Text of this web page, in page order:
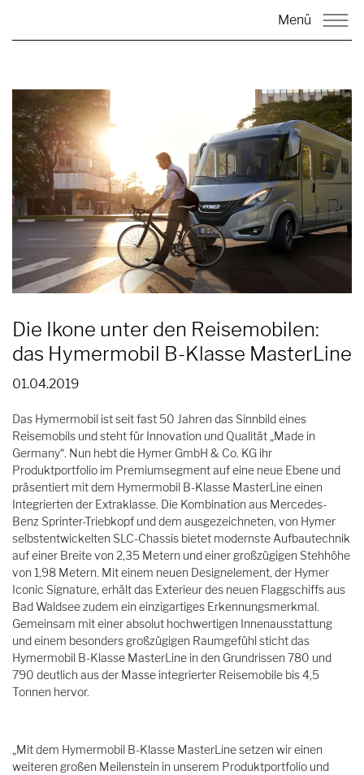
Menü
Die Ikone unter den Reisemobilen:
das Hymermobil B-Klasse MasterLine
01.04.2019
Das Hymermobil ist seit fast 50 Jahren das Sinnbild eines
Reisemobils und steht für Innovation und Qualität „Made in
Germany“. Nun hebt die Hymer GmbH & Co. KG ihr
Produktportfolio im Premiumsegment auf eine neue Ebene und
präsentiert mit dem Hymermobil B-Klasse MasterLine einen
Integrierten der Extraklasse. Die Kombination aus Mercedes-
Benz Sprinter-Triebkopf und dem ausgezeichneten, von Hymer
selbstentwickelten SLC-Chassis bietet modernste Aufbautechnik
auf einer Breite von 2,35 Metern und einer großzügigen Stehhöhe
von 1,98 Metern. Mit einem neuen Designelement, der Hymer
Iconic Signature, erhält das Exterieur des neuen Flaggschiffs aus
Bad Waldsee zudem ein einzigartiges Erkennungsmerkmal.
Gemeinsam mit einer absolut hochwertigen Innenausstattung
und einem besonders großzügigen Raumgefühl sticht das
Hymermobil B-Klasse MasterLine in den Grundrissen 780 und
790 deutlich aus der Masse integrierter Reisemobile bis 4,5
Tonnen hervor.
„Mit dem Hymermobil B-Klasse MasterLine setzen wir einen
weiteren großen Meilenstein in unserem Produktportfolio und